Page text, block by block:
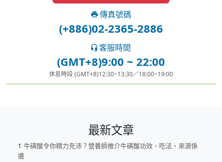
傳真號碼
(+886)02-2365-2886
客服時間
(GMT+8)9:00 ~ 22:00
休息時段 (GMT+8)12:30~13:30／18:00~19:00
最新文章
牛磺酸令你精力充沛？營養師推介牛磺酸功效、吃法、來源係
邊